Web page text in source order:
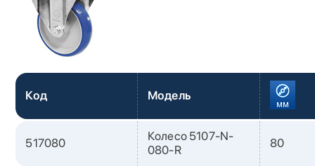
Код Модель
517080
Колесо 5107-N-
080-R
80